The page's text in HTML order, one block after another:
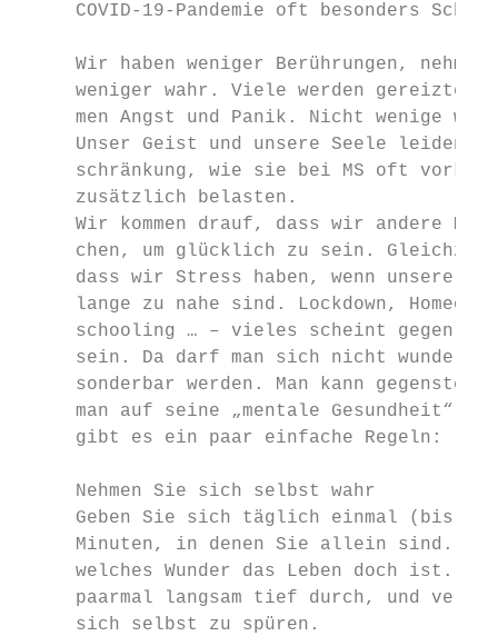
COVID-19-Pandemie oft besonders
Wir haben weniger Berührungen,
weniger wahr. Viele werden
men Angst und Panik. Nicht wenige
Unser Geist und unsere Seele leiden.
schränkung, wie sie bei MS oft
     zusätzlich belasten.
Wir kommen drauf, dass wir andere
chen, um glücklich zu sein.
dass wir Stress haben, wenn unsere
lange zu nahe sind. Lockdown,
schooling … – vieles scheint gegen
sein. Da darf man sich nicht
sonderbar werden. Man kann
man auf seine „mentale Gesundheit“
gibt es ein paar einfache Regeln:
Nehmen Sie sich selbst wahr
Geben Sie sich täglich einmal (bis
Minuten, in denen Sie allein sind.
welches Wunder das Leben doch ist.
paarmal langsam tief durch, und
sich selbst zu spüren.